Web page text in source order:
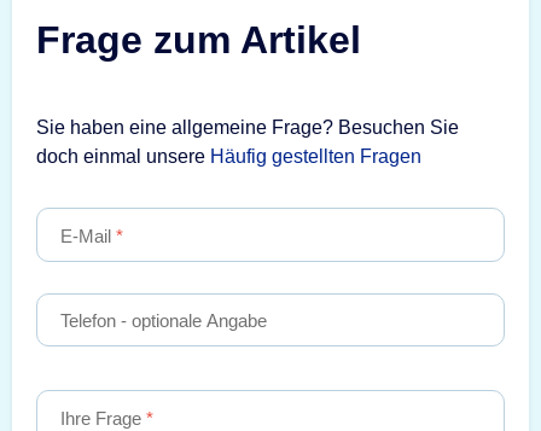
Frage zum Artikel
Sie haben eine allgemeine Frage? Besuchen Sie
doch einmal unsere Häufig gestellten Fragen
E-Mail
Telefon - optionale Angabe
Ihre Frage